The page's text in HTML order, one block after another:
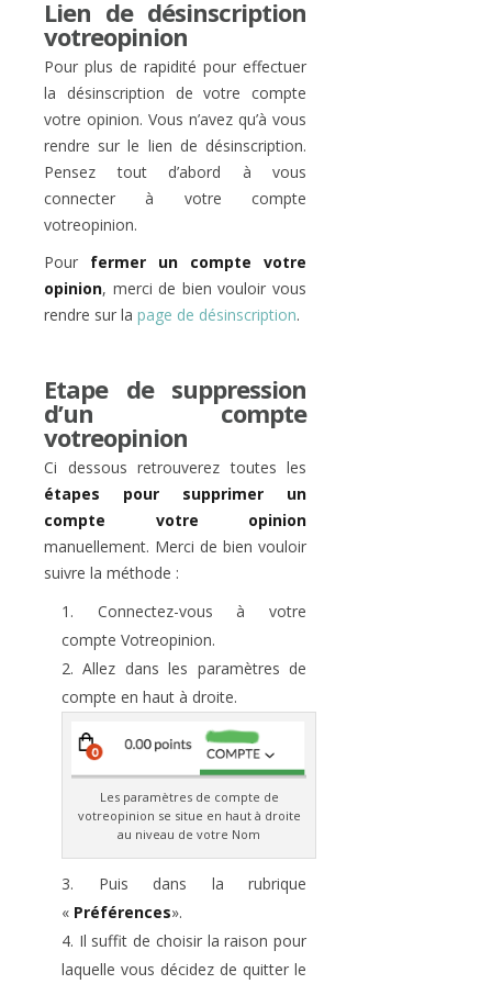
Lien de désinscription
votreopinion
Pour plus de rapidité pour effectuer
la désinscription de votre compte
votre opinion. Vous n’avez qu’à vous
rendre sur le lien de désinscription.
Pensez tout d’abord à vous
connecter à votre compte
votreopinion.
Pour fermer un compte votre
opinion, merci de bien vouloir vous
rendre sur la page de désinscription.
Etape de suppression
d’un compte
votreopinion
Ci dessous retrouverez toutes les
étapes pour supprimer un
compte votre opinion
manuellement. Merci de bien vouloir
suivre la méthode :
Connectez-vous à votre
compte Votreopinion.
Allez dans les paramètres de
compte en haut à droite.
Les paramètres de compte de
votreopinion se situe en haut à droite
au niveau de votre Nom
Puis dans la rubrique
« Préférences».
Il suffit de choisir la raison pour
laquelle vous décidez de quitter le